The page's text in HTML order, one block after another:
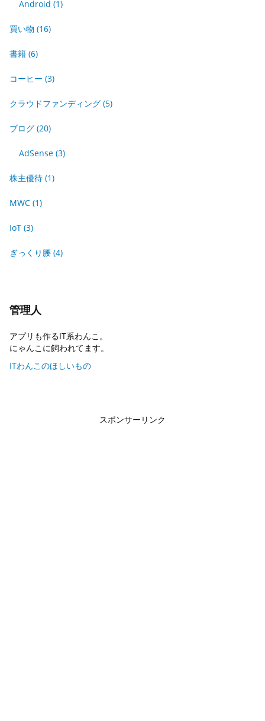
Android (1)
買い物 (16)
書籍 (6)
コーヒー (3)
クラウドファンディング (5)
ブログ (20)
AdSense (3)
株主優待 (1)
MWC (1)
IoT (3)
ぎっくり腰 (4)
管理人
アプリも作るIT系わんこ。
にゃんこに飼われてます。
ITわんこのほしいもの
スポンサーリンク